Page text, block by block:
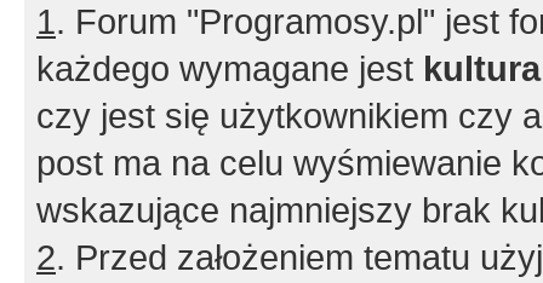
1. Forum "Programosy.pl" jest
każdego wymagane jest
czy jest się użytkownikiem czy
post ma na celu wyśmiewanie
wskazujące najmniejszy brak
2. Przed założeniem tematu